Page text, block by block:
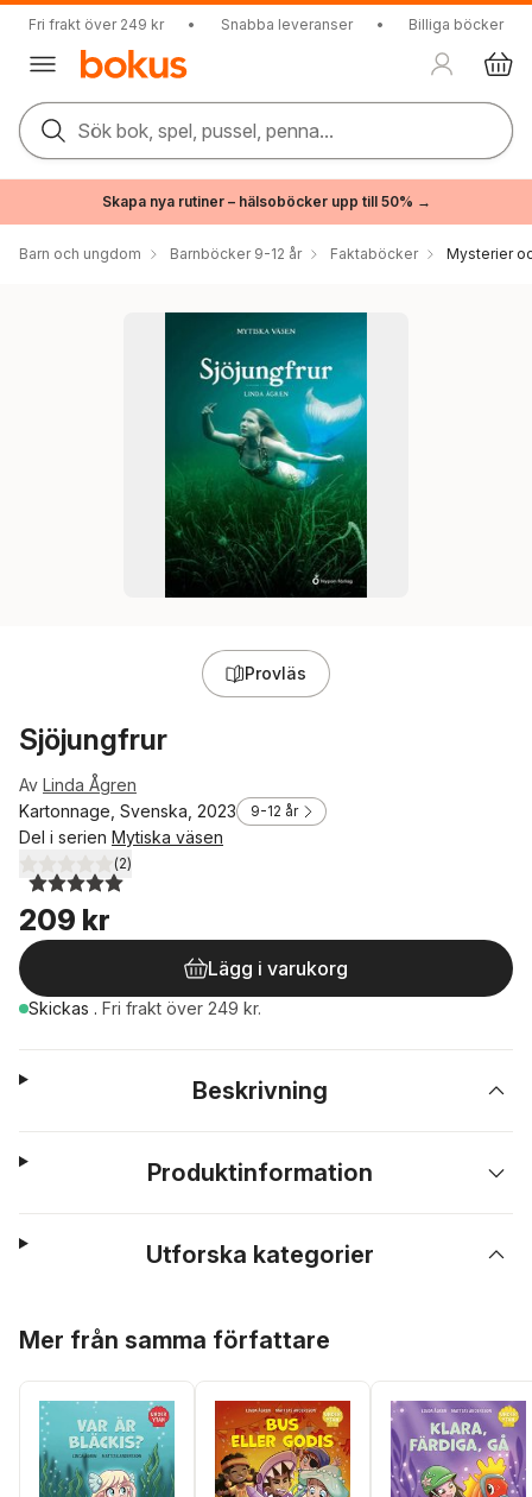
Fri frakt över 249 kr • Snabba leveranser • Billiga böcker
Sök bok, spel, pussel, penna...
Skapa nya rutiner – hälsoböcker upp till 50% →
Barn och ungdom Barnböcker 9-12 år Faktaböcker Mysterier
Provläs
Sjöjungfrur
Av Linda Ågren
Kartonnage, Svenska, 2023
9-12 år
Del i serien Mytiska väsen
5,0utav 5 stjärnor. Totalt antal röster:
(2)
209 kr
Lägg i varukorg
Skickas . Fri frakt över 249 kr.
Beskrivning
Produktinformation
Utforska kategorier
Mer från samma författare